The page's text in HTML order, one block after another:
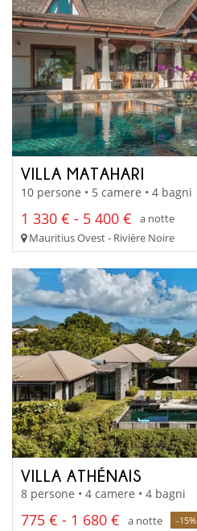
VILLA MATAHARI
10 persone • 5 camere • 4 bagni
1 330 € - 5 400 €
a notte
Mauritius Ovest - Rivière Noire
VILLA ATHÉNAIS
8 persone • 4 camere • 4 bagni
775 € - 1 680 € a notte -15%